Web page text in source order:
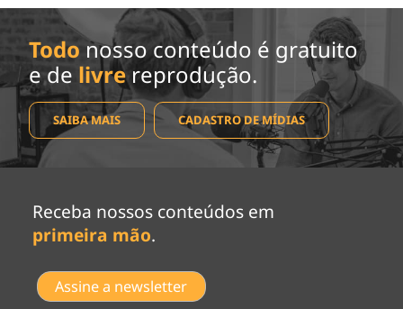
Todo nosso conteúdo é gratuito
e de livrereprodução.
SAIBA MAIS CADASTRO DE MÍDIAS
Receba nossos conteúdos em
primeira mão.
Assine a newsletter